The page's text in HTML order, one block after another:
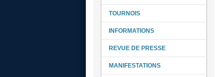
TOURNOIS
INFORMATIONS
REVUE DE PRESSE
MANIFESTATIONS